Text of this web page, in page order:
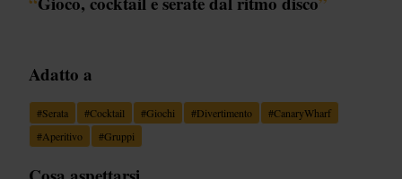
Adatto a
#Serata #Cocktail #Giochi #Divertimento #CanaryWharf
#Aperitivo #Gruppi